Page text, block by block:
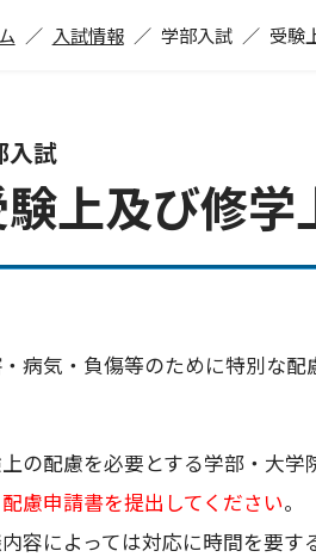
入試情報 学部入試 受験
入試
上及び修学
病気・負傷等のために特別な
の配慮を必要とする学部・大学
慮申請書を提出してください。
容によっては対応に時間を要